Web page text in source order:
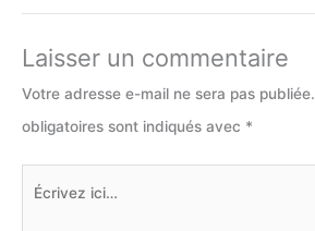
Laisser un commentaire
Votre adresse e-mail ne sera pas publiée.
obligatoires sont indiqués avec *
Écrivez